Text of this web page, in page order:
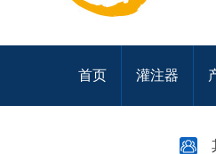
首页 灌注器